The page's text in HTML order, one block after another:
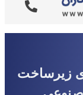
زیرساخت